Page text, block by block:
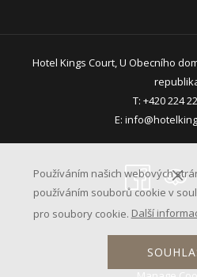
Používáním našich webových
používáním souborů cookie v
pro soubory cookie. Další
Hotel Kings Court, U Obecního
T: +420 224
E:
Made by